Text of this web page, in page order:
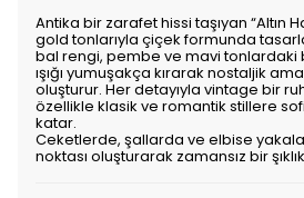
Antika bir zarafet hissi taşıyan “Altın
gold tonlarıyla çiçek formunda
bal rengi, pembe ve mavi tonlardaki
ışığı yumuşakça kırarak nostaljik ama
oluşturur. Her detayıyla vintage bir
özellikle klasik ve romantik stillere
katar.
Ceketlerde, şallarda ve elbise
noktası oluşturarak zamansız bir